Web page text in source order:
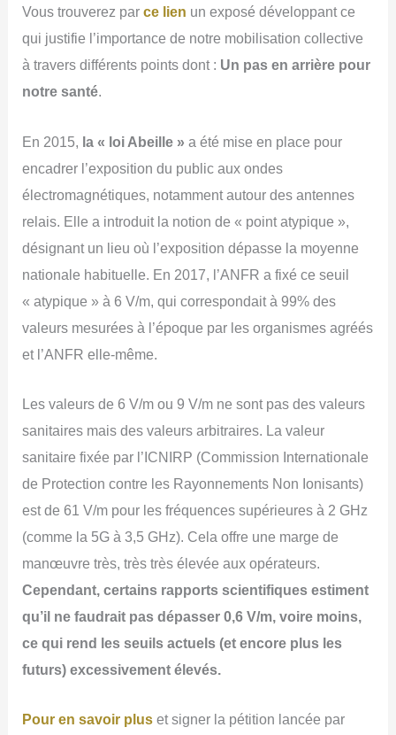
Vous trouverez par ce lien un exposé développant ce
qui justifie l’importance de notre mobilisation collective
à travers différents points dont : Un pas en arrière pour
notre santé.
En 2015, la « loi Abeille » a été mise en place pour
encadrer l’exposition du public aux ondes
électromagnétiques, notamment autour des antennes
relais. Elle a introduit la notion de « point atypique »,
désignant un lieu où l’exposition dépasse la moyenne
nationale habituelle. En 2017, l’ANFR a fixé ce seuil
« atypique » à 6 V/m, qui correspondait à 99% des
valeurs mesurées à l’époque par les organismes agréés
et l’ANFR elle-même.
Les valeurs de 6 V/m ou 9 V/m ne sont pas des valeurs
sanitaires mais des valeurs arbitraires. La valeur
sanitaire fixée par l’ICNIRP (Commission Internationale
de Protection contre les Rayonnements Non Ionisants)
est de 61 V/m pour les fréquences supérieures à 2 GHz
(comme la 5G à 3,5 GHz). Cela offre une marge de
manœuvre très, très très élevée aux opérateurs.
Cependant, certains rapports scientifiques estiment
qu’il ne faudrait pas dépasser 0,6 V/m, voire moins,
ce qui rend les seuils actuels (et encore plus les
futurs) excessivement élevés.
Pour en savoir plus et signer la pétition lancée par